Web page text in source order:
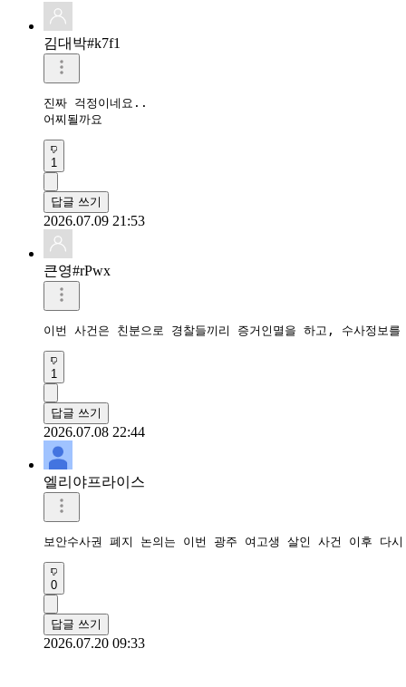
김대박#k7f1
진짜 걱정이네요..
어찌될까요
1
답글 쓰기
2026.07.09 21:53
큰영#rPwx
이번 사건은 친분으로 경찰들끼리 증거인멸을 하고, 수사정보
1
답글 쓰기
2026.07.08 22:44
엘리야프라이스
보안수사권 폐지 논의는 이번 광주 여고생 살인 사건 이후 다
0
답글 쓰기
2026.07.20 09:33